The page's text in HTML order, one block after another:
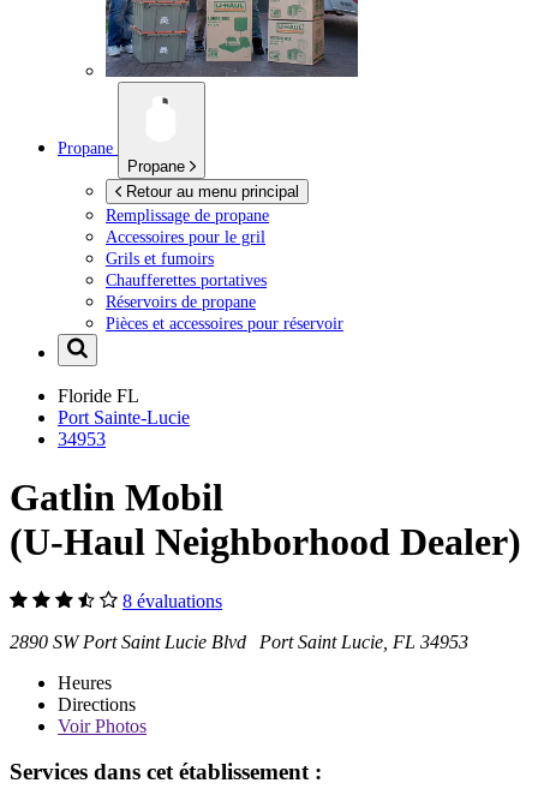
Propane
Propane
Retour au menu principal
Remplissage de propane
Accessoires pour le gril
Grils et fumoirs
Chaufferettes portatives
Réservoirs de propane
Pièces et accessoires pour réservoir
Floride FL
Port Sainte-Lucie
34953
Gatlin Mobil
(U-Haul Neighborhood Dealer)
8 évaluations
2890 SW Port Saint Lucie Blvd Port Saint Lucie, FL 34953
Heures
Directions
VoirPhotos
Services dans cet établissement :